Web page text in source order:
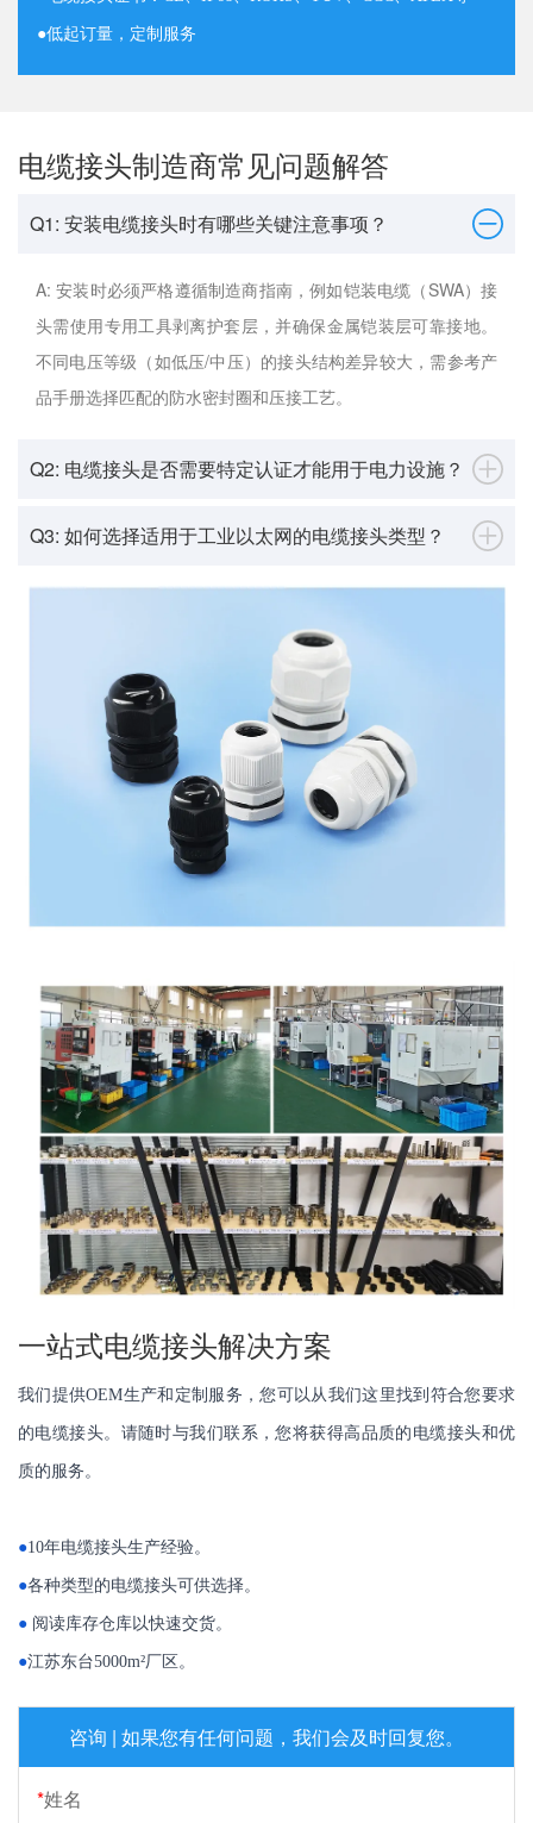
●低起订量，定制服务
电缆接头制造商常见问题解答
Q1: 安装电缆接头时有哪些关键注意事项？
A: 安装时必须严格遵循制造商指南，例如铠装电缆（SWA）接
头需使用专用工具剥离护套层，并确保金属铠装层可靠接地。
不同电压等级（如低压/中压）的接头结构差异较大，需参考产
品手册选择匹配的防水密封圈和压接工艺。
Q2: 电缆接头是否需要特定认证才能用于电力设施？
Q3: 如何选择适用于工业以太网的电缆接头类型？
一站式电缆接头解决方案
我们提供OEM生产和定制服务，您可以从我们这里找到符合您要求
的电缆接头。请随时与我们联系，您将获得高品质的电缆接头和优
质的服务。
●10年电缆接头生产经验。
●各种类型的电缆接头可供选择。
● 阅读库存仓库以快速交货。
●江苏东台5000m²厂区。
咨询 | 如果您有任何问题，我们会及时回复您。
*姓名